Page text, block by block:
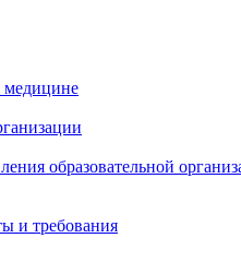
образовательной
и требования